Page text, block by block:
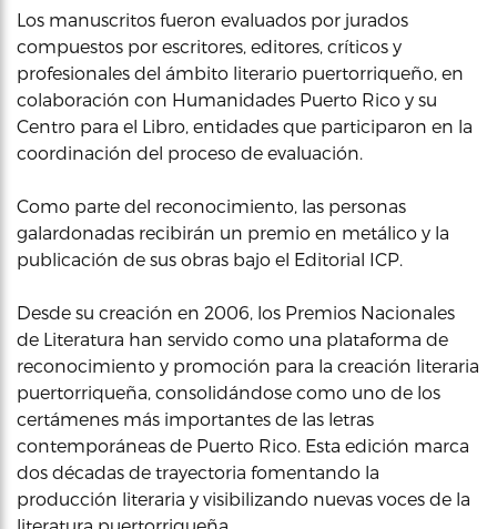
Los manuscritos fueron evaluados por jurados
compuestos por escritores, editores, críticos y
profesionales del ámbito literario puertorriqueño, en
colaboración con Humanidades Puerto Rico y su
Centro para el Libro, entidades que participaron en la
coordinación del proceso de evaluación.
Como parte del reconocimiento, las personas
galardonadas recibirán un premio en metálico y la
publicación de sus obras bajo el Editorial ICP.
Desde su creación en 2006, los Premios Nacionales
de Literatura han servido como una plataforma de
reconocimiento y promoción para la creación literaria
puertorriqueña, consolidándose como uno de los
certámenes más importantes de las letras
contemporáneas de Puerto Rico. Esta edición marca
dos décadas de trayectoria fomentando la
producción literaria y visibilizando nuevas voces de la